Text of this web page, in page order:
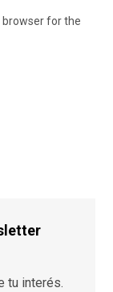
browser for the
tu interés.